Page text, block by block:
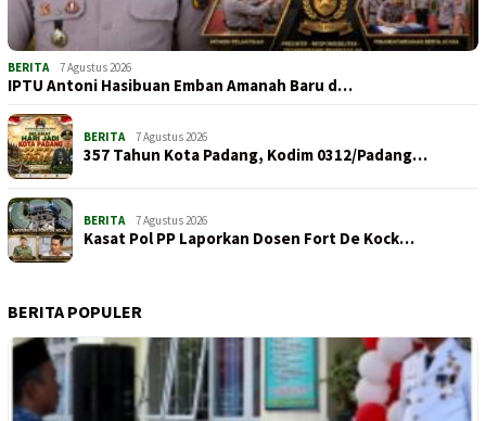
BERITA 7 Agustus 2026
IPTU Antoni Hasibuan Emban Amanah Baru d…
BERITA 7 Agustus 2026
357 Tahun Kota Padang, Kodim 0312/Padang…
BERITA 7 Agustus 2026
Kasat Pol PP Laporkan Dosen Fort De Kock…
BERITA POPULER